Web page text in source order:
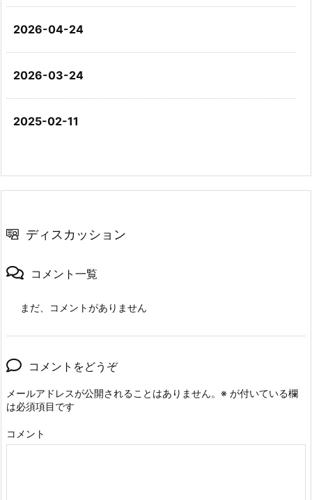
2026-04-24
2026-03-24
2025-02-11
ディスカッション
コメント一覧
まだ、コメントがありません
コメントをどうぞ
メールアドレスが公開されることはありません。 ※ が付いている欄
は必須項目です
コメント